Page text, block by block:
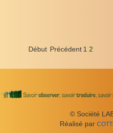
Début Précédent 1 2
© Société
Réal­isé par